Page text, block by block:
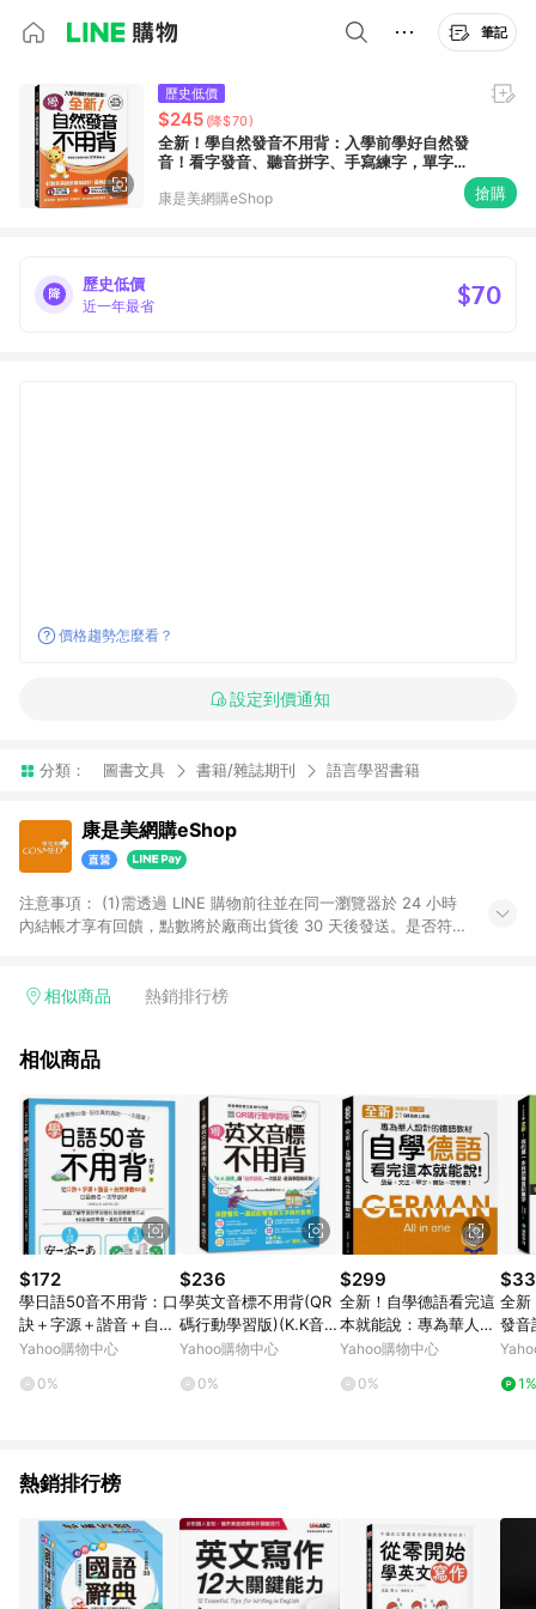
筆記
歷史低價
$245 (降$70)
全新！學自然發音不用背：入學前學好自然發
音！看字發音、聽音拼字、手寫練字，單字能
說會寫記得住，一輩子都受用！（附 QR 碼線
上音檔＋發音律動操線上影片）
康是美網購eShop 搶購
歷史低價
近一年最省 $70
價格趨勢怎麼看？
設定到價通知
分類： 圖書文具 書籍/雜誌期刊 語言學習書籍
康是美網購eShop
注意事項：​ (1)需透過 LINE 購物前往並在同一瀏覽器於 24 小時
內結帳才享有回饋，點數將於廠商出貨後 30 天後發送。​是否符
黃金鑽飾/精品相關/3C數位(含周邊)/家電視聽/運動戶外/母嬰用
饋%」，將於訂單成立後由「LINE購物通知」之官方帳號訊息通
依LINE購物網站訂單成立通知為準。​​ (5)LINE購物設有「單一商
品最高回饋點數」機制 (部分時段開放「回饋無上限」)，以同一
訂單中同一商品不論件數計算，請依訂單成立當下LINE購物的回
饋機制為準。
相似商品 熱銷排行榜
相似商品
$172
學日語50音不用背：口
訣＋字源＋諧音＋自然
律動50音，日語假名一
Yahoo購物中心
0%
$236
學英文音標不用背(QR
碼行動學習版)(K.K音標
與自然發音一次搞定.發
Yahoo購物中心
0%
$299
全新！自學德語看完這
本就能說：專為華人設
計的德語教材，發音 +
次學會！
Yahoo購物中心
0%
全新
發音
00
例句
1%
熱銷排行榜